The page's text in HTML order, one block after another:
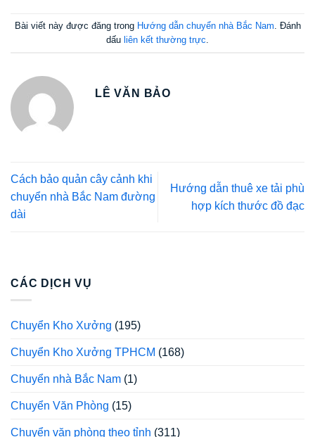
Bài viết này được đăng trong Hướng dẫn chuyển nhà Bắc Nam . Đánh
dấu liên kết thường trực
LÊ VĂN BẢO
Cách bảo quản cây cảnh khi
chuyển nhà Bắc Nam đường
dài
Hướng dẫn thuê xe tải phù
hợp kích thước đồ đạc
CÁC DỊCH VỤ
Chuyển Kho Xưởng (195)
Chuyển Kho Xưởng TPHCM (168)
Chuyển nhà Bắc Nam (1)
Chuyển Văn Phòng (15)
Chuyển văn phòng theo tỉnh (311)